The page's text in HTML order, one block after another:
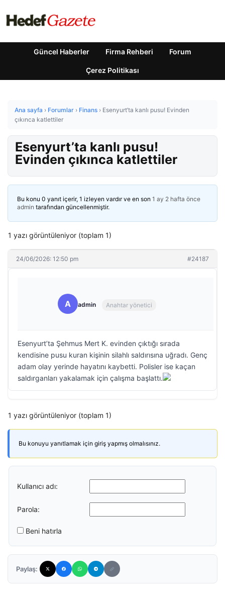
Güncel Haberler Firma Rehberi Forum
Çerez Politikası
Ana sayfa › Forumlar › Finans › Esenyurt’ta kanlı pusu! Evinden
çıkınca katlettiler
Esenyurt’ta kanlı pusu!
Evinden çıkınca katlettiler
Bu konu 0 yanıt içerir, 1 izleyen vardır ve en son 1 ay 2 hafta önce
admin tarafından güncellenmiştir.
1 yazı görüntüleniyor (toplam 1)
24/06/2026: 12:50 pm #24187
A admin Anahtar yönetici
Esenyurt’ta Şehmus Mert K. evinden çıktığı sırada
kendisine pusu kuran kişinin silahlı saldırısına uğradı. Genç
adam olay yerinde hayatını kaybetti. Polisler ise kaçan
saldırganları yakalamak için çalışma başlattı.
1 yazı görüntüleniyor (toplam 1)
Bu konuyu yanıtlamak için giriş yapmış olmalısınız.
Kullanıcı adı:
Parola:
Beni hatırla
Paylaş: